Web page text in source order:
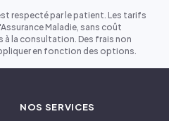
respecté par le patient. Les tarifs
Maladie, sans coût
à la consultation. Des frais non
en fonction des options.
NOS SERVICES